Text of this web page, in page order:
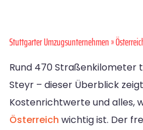
Stuttgarter Umzugsunternehmen»
Rund 470
Steyr – dieser Überblick
Kostenrichtwerte und alles,
Österreich wichtig ist. Der